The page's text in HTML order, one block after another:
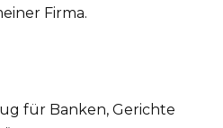
Firma.
für Banken, Gerichte